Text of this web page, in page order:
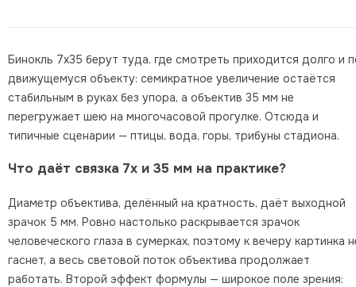
Бинокль 7х35 берут туда, где смотреть приходится долго и
движущемуся объекту: семикратное увеличение остаётся
стабильным в руках без упора, а объектив 35 мм не
перегружает шею на многочасовой прогулке. Отсюда и
типичные сценарии — птицы, вода, горы, трибуны стадиона.
Что даёт связка 7х и 35 мм на практике?
Диаметр объектива, делённый на кратность, даёт выходной
зрачок 5 мм. Ровно настолько раскрывается зрачок
человеческого глаза в сумерках, поэтому к вечеру картинка
гаснет, а весь световой поток объектива продолжает
работать. Второй эффект формулы — широкое поле зрения: